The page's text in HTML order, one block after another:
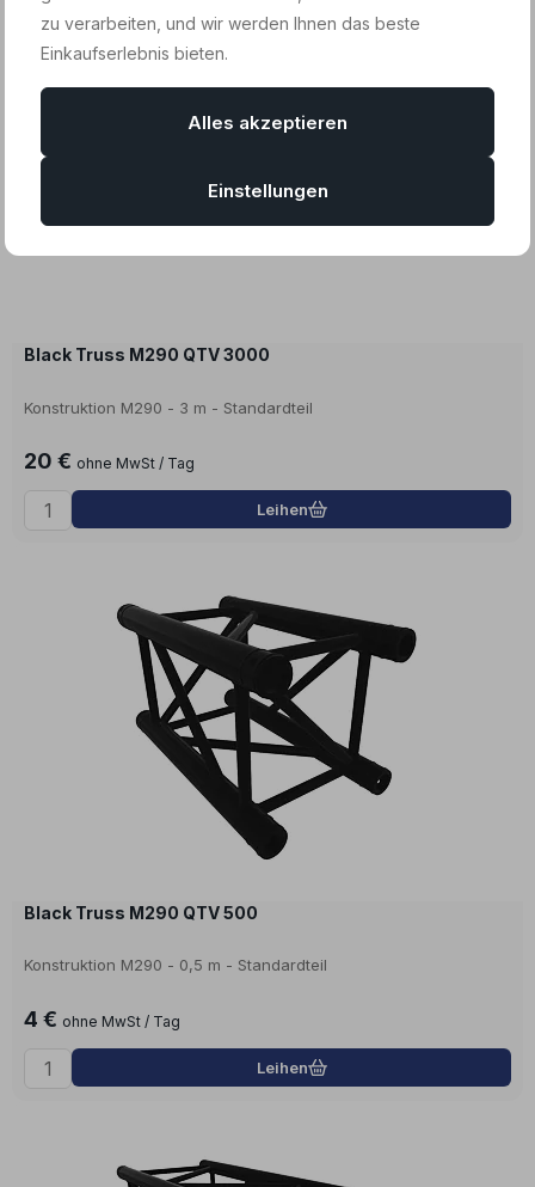
Black Truss M290 QTV 3000
Konstruktion M290 - 3 m - Standardteil
20 € ohne MwSt / Tag
Leihen
Black Truss M290 QTV 500
Konstruktion M290 - 0,5 m - Standardteil
4 € ohne MwSt / Tag
Leihen
zu verarbeiten, und wir werden Ihnen das beste
Einkaufserlebnis bieten.
Einstellungen
Alles akzeptieren